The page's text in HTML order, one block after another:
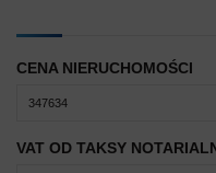
CENA NIERUCHOMOŚCI
VAT OD TAKSY